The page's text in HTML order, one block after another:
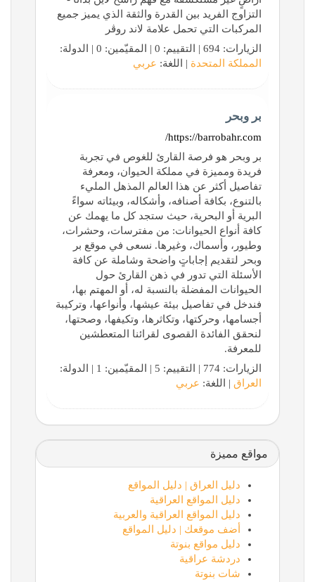
التزاوج الفريد بين القدرة والثقة الذي يميز جميع
المركبات التي تحمل علامة لاند روڤر
الزيارات: 694 | التقييم: 0 | المقيّمين: 0 | الدولة:
المملكة المتحدة | اللغة: عربي
بر وبحر
https://barrobahr.com/
بر وبحر هو فرصة القارئ للغوص في تجربة
فريدة ومميزة في مملكة الحيوان، ومعرفة
تفاصيل أكثر عن هذا العالم المذهل المليء
بالتنوع، بكافة أصنافه، وأشكاله، وبيئاته سواءً
البرية أو البحرية، حيث ستجد كل ما يهمك عن
كافة أنواع الحيوانات: من مفترسات، وحشرات،
وطيور، وأسماك، وغيرها. نسعى في موقع بر
وبحر لتقديم إجاباتٍ واضحة وشاملة عن كافة
الأسئلة التي تدور في ذهن القارئ حول
الحيوانات المفضلة بالنسبة له، أو المهتم بها،
فندخل في تفاصيل بيئة عيشها، وأنواعها، وتركيبة
أجسامها، وحركتها، وتكاثرها، وتكيفها، وصحتها،
لنحقق الفائدة القصوى لقرائنا المتعطشين
للمعرفة.
الزيارات: 774 | التقييم: 5 | المقيّمين: 1 | الدولة:
العراق | اللغة: عربي
مواقع مميزة
دليل العراق | دليل المواقع
دليل المواقع العراقية
دليل المواقع العراقية والعربية
أضف موقعك | دليل المواقع
دليل مواقع بنوتة
دردشة عراقية
شات بنوتة